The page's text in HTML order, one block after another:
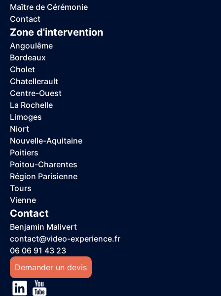
Maître de Cérémonie
Contact
Zone d'intervention
Angoulême
Bordeaux
Cholet
Chatellerault
Centre-Ouest
La Rochelle
Limoges
Niort
Nouvelle-Aquitaine
Poitiers
Poitou-Charentes
Région Parisienne
Tours
Vienne
Contact
Benjamin Malivert
contact@video-experience.fr
06 06 91 43 23
Demander un devis